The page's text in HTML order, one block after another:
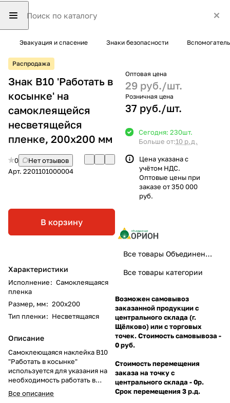
Эвакуация и спасение Знаки безопасности
Распродажа
Знак B10 'Работать в
косынке' на
самоклеящейся
несветящейся
пленке, 200х200 мм
0
Нет отзывов
Арт. 2201101000004
В корзину
Характеристики
Исполнение: Самоклеящаяся
пленка
Размер, мм: 200х200
Тип пленки: Несветящаяся
Описание
Самоклеющаяся наклейка B10
"Работать в косынке"
используется для указания на
необходимость работать в
косынке (используется
совместно с другими знаками
Все описание
Оптовая цена
29 руб./шт.
Розничная цена
37 руб./шт.
Сегодня: 230шт.
Больше от:10 р.д.
Цена указана с
учётом НДС.
Оптовые цены при
заказе от 350 000
руб.
Все товары Объединение Орион
Все товары категории
Возможен самовывоз
заказанной продукции с
центрального склада (г.
Щёлково) или с торговых
точек. Стоимость самовывоза -
0 руб.
Стоимость перемещения
заказа на точку с
центрального склада - 0р.
Срок перемещения 3 р.д.